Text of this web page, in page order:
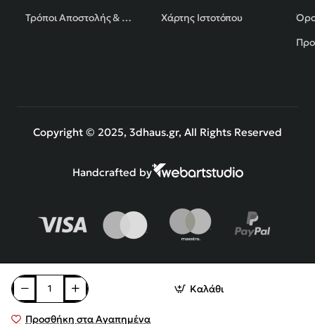
Καλάθι
Προσθήκη στα Αγαπημένα
Τρόποι Αποστολής & Πληρωμής
Χάρτης Ιστοτόπου
Copyright © 2025, 3dhaus.gr, All Rights Reserved
Handcrafted by